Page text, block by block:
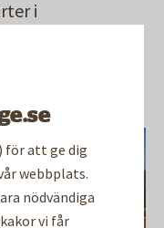
för att ge dig
webbplats.
nödvändiga
vi får
i
en förskola.